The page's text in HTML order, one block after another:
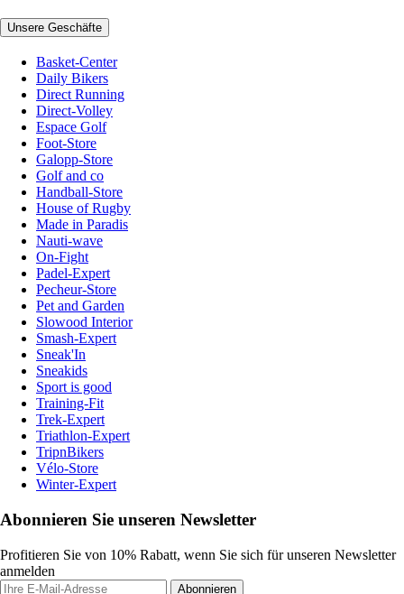
Unsere Geschäfte
Basket-Center
Daily Bikers
Direct Running
Direct-Volley
Espace Golf
Foot-Store
Galopp-Store
Golf and co
Handball-Store
House of Rugby
Made in Paradis
Nauti-wave
On-Fight
Padel-Expert
Pecheur-Store
Pet and Garden
Slowood Interior
Smash-Expert
Sneak'In
Sneakids
Sport is good
Training-Fit
Trek-Expert
Triathlon-Expert
TripnBikers
Vélo-Store
Winter-Expert
Abonnieren Sie unseren Newsletter
Profitieren Sie von 10% Rabatt, wenn Sie sich für unseren Newsletter
anmelden
Abonnieren